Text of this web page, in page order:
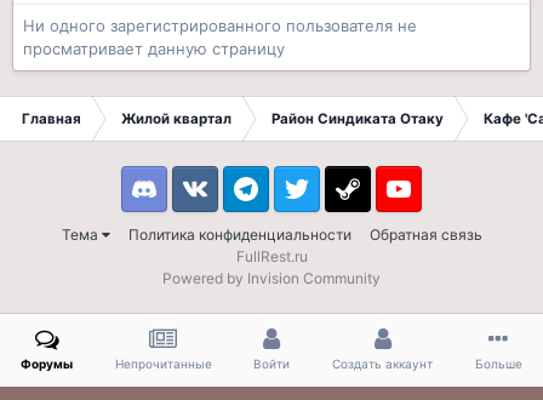
Ни одного зарегистрированного пользователя не
просматривает данную страницу
Главная Жилой квартал Район Синдиката Отаку Кафе
Тема Политика конфиденциальности Обратная связь
DiscordVK TelegramTwitter Steam Youtube
FullRest.ru
Powered by Invision Community
Форумы Непрочитанные Войти Создать аккаунт Больше